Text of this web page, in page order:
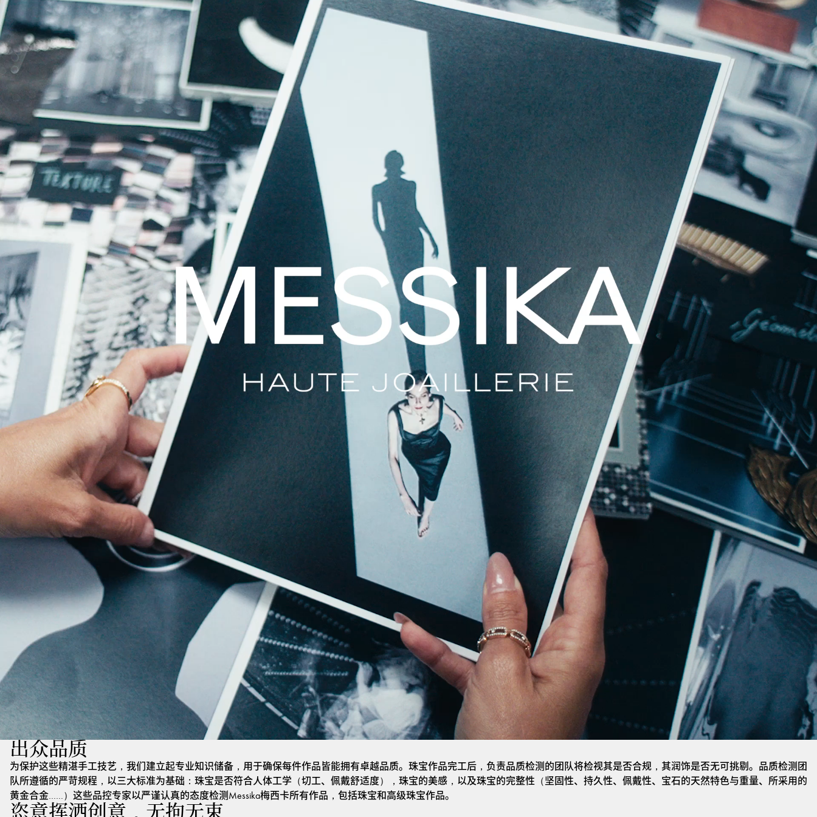
出众品质
为保护这些精湛手工技艺，我们建立起专业知识储备，用于确保每件作品皆能拥有卓越品质。珠宝作品完工后，负责品质检测的团队将检视其是否合规，其润饰是否无可挑剔。品质检测团
队所遵循的严苛规程，以三大标准为基础：珠宝是否符合人体工学（切工、佩戴舒适度），珠宝的美感，以及珠宝的完整性（坚固性、持久性、佩戴性、宝石的天然特色与重量、所采用的
黄金合金……）这些品控专家以严谨认真的态度检测Messika梅西卡所有作品，包括珠宝和高级珠宝作品。